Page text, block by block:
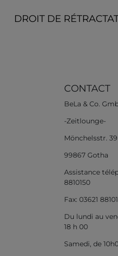
DROIT DE
CONTACT
BeLa & Co.
-Zeitlounge-
Mönchelsstr. 39
99867 Gotha
Assistance
8810150
Fax: 03621
Du lundi au
18 h 00
Samedi, de